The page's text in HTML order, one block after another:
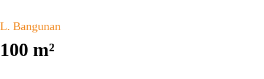
L. Bangunan
100 m²